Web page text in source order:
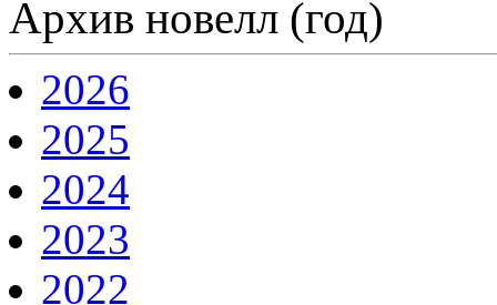
Архив новелл (год)
2026
2025
2024
2023
2022